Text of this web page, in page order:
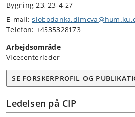
Bygning 23, 23-4-27
E-mail:
Telefon: +4535328173
Arbejdsområde
Vicecenterleder
SE FORSKERPROFIL OG
Ledelsen på CIP